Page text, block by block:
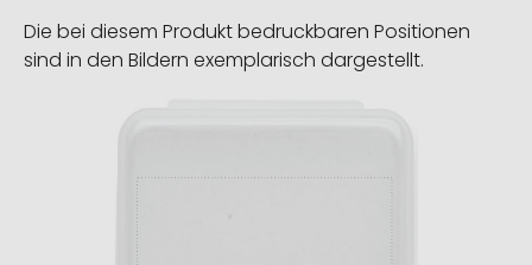
Die bei diesem Produkt bedruckbaren Positionen
sind in den Bildern exemplarisch dargestellt.